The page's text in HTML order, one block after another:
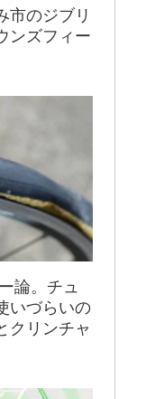
市のジブリ
ンズフィー
論。チュ
いづらいの
クリンチャ